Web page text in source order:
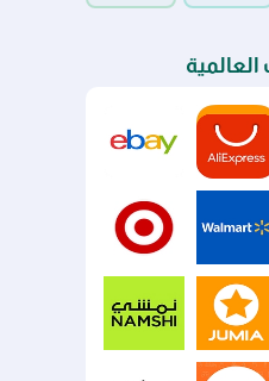
AliExpress
eBay
Walmart
Target